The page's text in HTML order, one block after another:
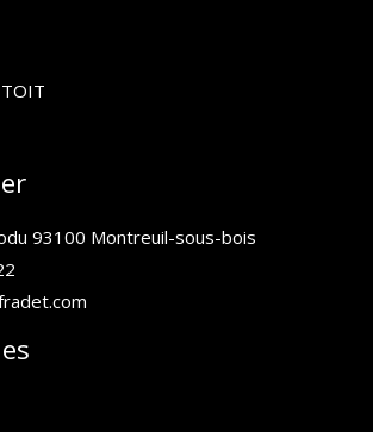
93100 Montreuil-sous-bois